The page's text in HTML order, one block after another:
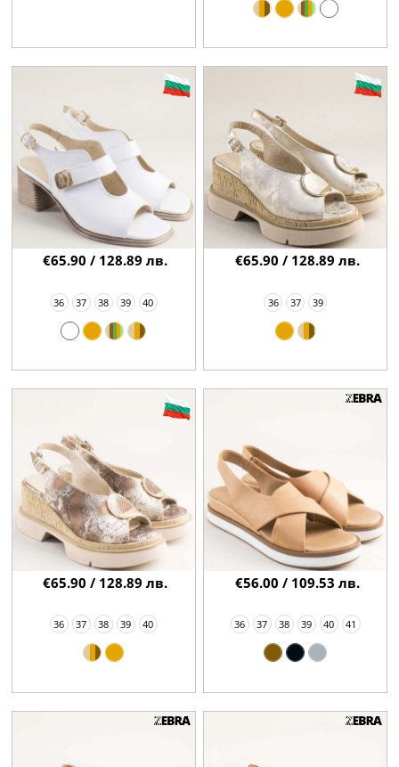
36 37 38 39 40
€65.90 / 128.89 лв.
36 37 39
€65.90 / 128.89 лв.
36 37 38 39 40
€65.90 / 128.89 лв.
36 37 38 39 40 41
€56.00 / 109.53 лв.